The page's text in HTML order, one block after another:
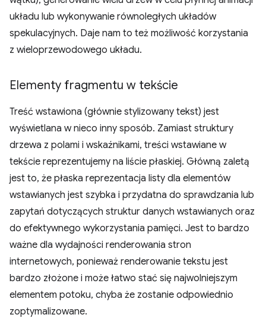
układu lub wykonywanie równoległych układów
spekulacyjnych. Daje nam to też możliwość korzystania
z wieloprzewodowego układu.
Elementy fragmentu w tekście
Treść wstawiona (głównie stylizowany tekst) jest
wyświetlana w nieco inny sposób. Zamiast struktury
drzewa z polami i wskaźnikami, treści wstawiane w
tekście reprezentujemy na liście płaskiej. Główną zaletą
jest to, że płaska reprezentacja listy dla elementów
wstawianych jest szybka i przydatna do sprawdzania lub
zapytań dotyczących struktur danych wstawianych oraz
do efektywnego wykorzystania pamięci. Jest to bardzo
ważne dla wydajności renderowania stron
internetowych, ponieważ renderowanie tekstu jest
bardzo złożone i może łatwo stać się najwolniejszym
elementem potoku, chyba że zostanie odpowiednio
zoptymalizowane.